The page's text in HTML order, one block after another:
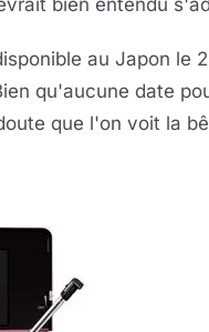
bien entendu
au Japon le
qu'aucune date
que l'on voit la